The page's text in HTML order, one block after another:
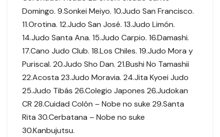
Domingo. 9.Sonkei Meiyo. 10.Judo San Francisco.
11.Orotina. 12.Judo San José. 13.Judo Limón.
14.Judo Santa Ana. 15.Judo Carpio. 16.Damashi.
17.Cano Judo Club. 18.Los Chiles. 19.Judo Mora y
Puriscal. 20.Judo Sho Dan. 21.Bushi No Tamashii
22.Acosta 23.Judo Moravia. 24.Jita Kyoei Judo
25.Judo Tibás 26.Colegio Japones 26.Judokan
CR 28.Cuidad Colón – Nobe no suke 29.Santa
Rita 30.Cerbatana – Nobe no suke
30.Kanbujutsu.